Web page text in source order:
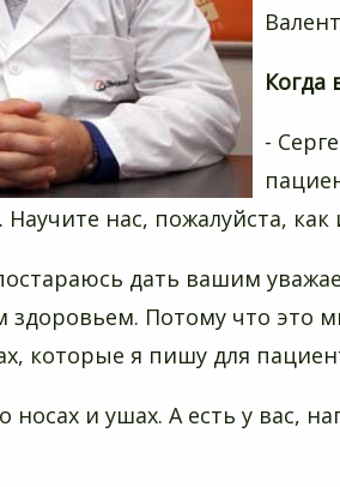
Когда
-
Научите нас, пожалуйста,
дать вашим
Потому что это
которые я пишу для
носах и ушах. А есть у вас,